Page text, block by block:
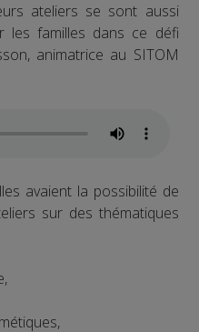
ateliers se sont aussi
les familles dans ce défi
animatrice au SITOM
avaient la possibilité de
sur des thématiques